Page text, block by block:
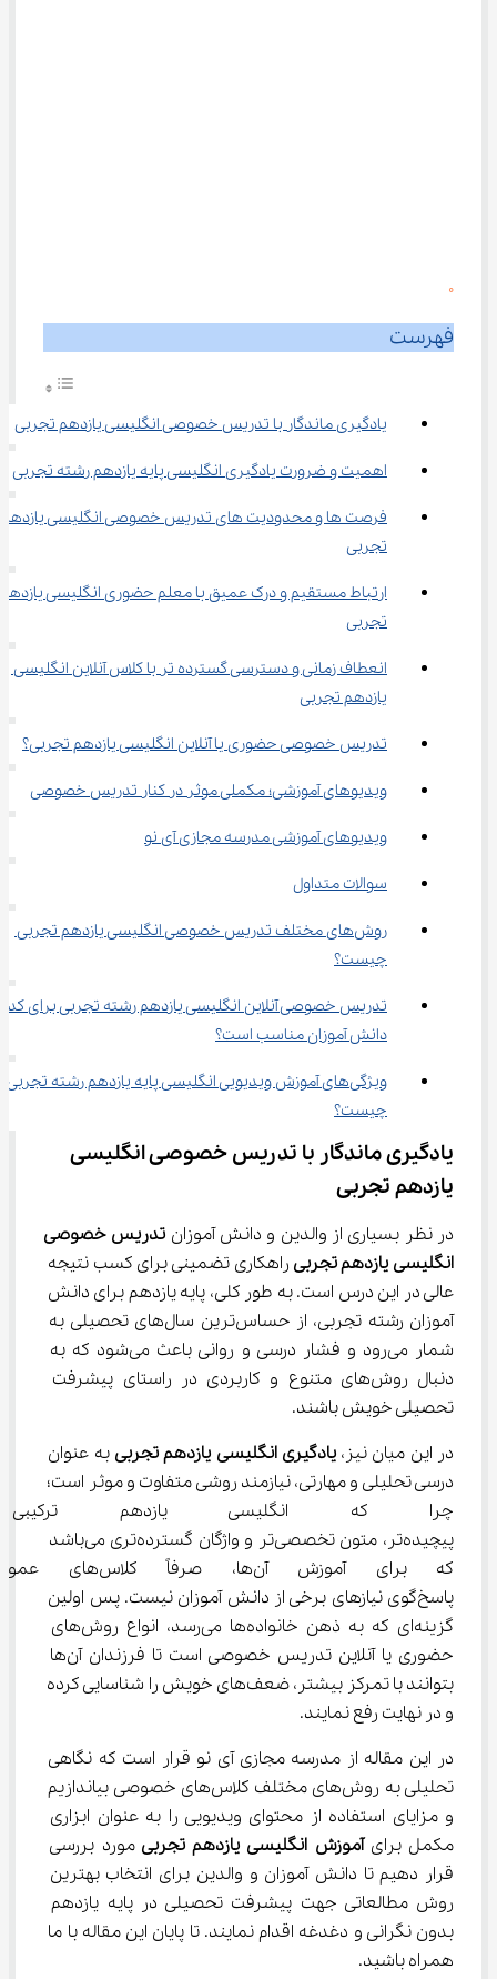
0
فهرست
یادگیری ماندگار با تدریس خصوصی انگلیسی یازدهم تجربی
اهمیت و ضرورت یادگیری انگلیسی پایه یازدهم رشته تجربی
فرصت ها و محدودیت های تدریس خصوصی انگلیسی
تجربی
ارتباط مستقیم و درک عمیق با معلم حضوری انگلیسی
تجربی
انعطاف زمانی و دسترسی گسترده تر با کلاس آنلاین انگلیسی
یازدهم تجربی
تدریس خصوصی حضوری یا آنلاین انگلیسی یازدهم تجربی؟
ویدیوهای آموزشی؛ مکملی موثر در کنار تدریس خصوصی
ویدیوهای آموزشی مدرسه مجازی آی نو
سوالات متداول
روش‌های مختلف تدریس خصوصی انگلیسی یازدهم تجربی
چیست؟
تدریس خصوصی آنلاین انگلیسی یازدهم رشته تجربی برای
دانش آموزان مناسب است؟
ویژگی‌های آموزش ویدیویی انگلیسی پایه یازدهم رشته تجربی
چیست؟
یادگیری ماندگار با تدریس خصوصی انگلیسی
یازدهم تجربی
در نظر بسیاری از والدین و دانش آموزان تدریس خصوصی
انگلیسی یازدهمتجربی راهکاری تضمینی برای کسب نتیجه
عالی در این درس است. به طور کلی، پایه یازدهم برای دانش
آموزان رشته تجربی، از حساس‌ترین سال‌های تحصیلی به
شمار می‌رود و فشار درسی و روانی باعث می‌شود که به
دنبال روش‌های متنوع و کاربردی در راستای پیشرفت
تحصیلی خویش باشند.
در این میان نیز، یادگیری انگلیسی یازدهمتجربی به عنوان
درسی تحلیلی و مهارتی، نیازمند روشی متفاوت و موثر است؛
چرا که انگلیسی یازدهم
پیچیده‌تر، متون تخصصی‌تر و واژگان گسترده‌تری می‌باشد
که برای آموزش آن‌ها،
پاسخ‌گوی نیازهای برخی از دانش آموزان نیست. پس اولین
گزینه‌ای که به ذهن خانواده‌ها می‌رسد، انواع روش‌های
حضوری یا آنلاین تدریس خصوصی است تا فرزندان آن‌ها
بتوانند با تمرکز بیشتر، ضعف‌های خویش را شناسایی کرده
و در نهایت رفع نمایند.
در این مقاله از مدرسه مجازی آی نو قرار است که نگاهی
تحلیلی به روش‌های مختلف کلاس‌های خصوصی بیاندازیم
و مزایای استفاده از محتوای ویدیویی را به عنوان ابزاری
مکمل برای آموزش انگلیسی یازدهم تجربی مورد بررسی
قرار دهیم تا دانش آموزان و والدین برای انتخاب بهترین
روش مطالعاتی جهت پیشرفت تحصیلی در پایه یازدهم
بدون نگرانی و دغدغه اقدام نمایند. تا پایان این مقاله با ما
همراه باشید.